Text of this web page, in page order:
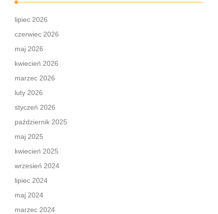
lipiec 2026
czerwiec 2026
maj 2026
kwiecień 2026
marzec 2026
luty 2026
styczeń 2026
październik 2025
maj 2025
kwiecień 2025
wrzesień 2024
lipiec 2024
maj 2024
marzec 2024